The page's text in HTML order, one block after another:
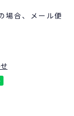
場合、メール便